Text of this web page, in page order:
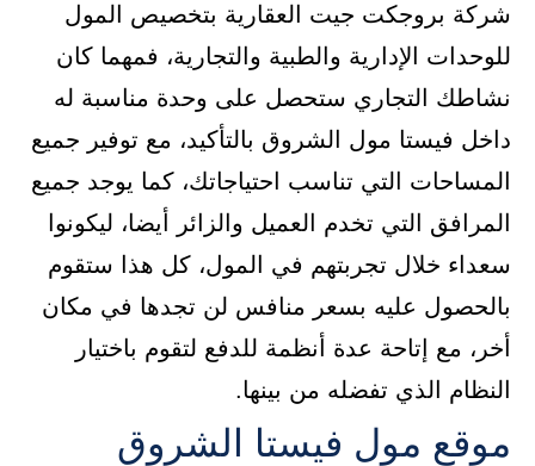
شركة بروجكت جيت العقارية بتخصيص المول
للوحدات الإدارية والطبية والتجارية، فمهما كان
نشاطك التجاري ستحصل على وحدة مناسبة له
داخل فيستا مول الشروق بالتأكيد، مع توفير جميع
المساحات التي تناسب احتياجاتك، كما يوجد جميع
المرافق التي تخدم العميل والزائر أيضا، ليكونوا
سعداء خلال تجربتهم في المول، كل هذا ستقوم
بالحصول عليه بسعر منافس لن تجدها في مكان
أخر، مع إتاحة عدة أنظمة للدفع لتقوم باختيار
النظام الذي تفضله من بينها.
موقع مول فيستا الشروق